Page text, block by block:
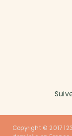
Copyright © 2017